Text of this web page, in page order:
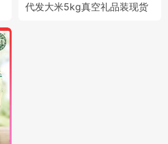
代发大米5kg真空礼品装现货